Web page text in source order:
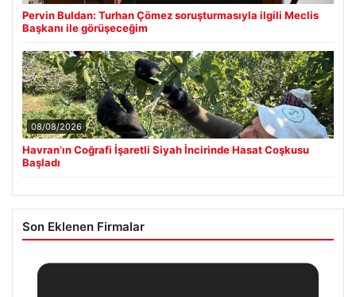
Pervin Buldan: Turhan Çömez soruşturmasıyla ilgili Meclis
Başkanı ile görüşeceğim
08/08/2026
Havran’ın Coğrafi İşaretli Siyah İncirinde Hasat Coşkusu
Başladı
Son Eklenen Firmalar